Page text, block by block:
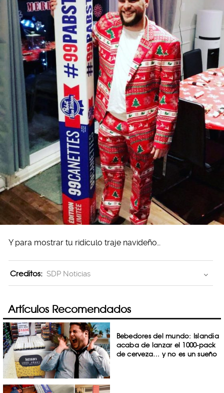
Y para mostrar tu ridículo traje navideño…
Creditos: SDP Noticias
Artículos Recomendados
Bebedores del mundo: Islandia
acaba de lanzar el 1000-pack
de cerveza… y no es un sueño